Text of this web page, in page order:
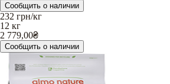
Сообщить о наличии
232 грн/кг
12 кг
2 779,00₴
Сообщить о наличии